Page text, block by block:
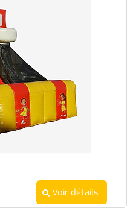
Voir détails